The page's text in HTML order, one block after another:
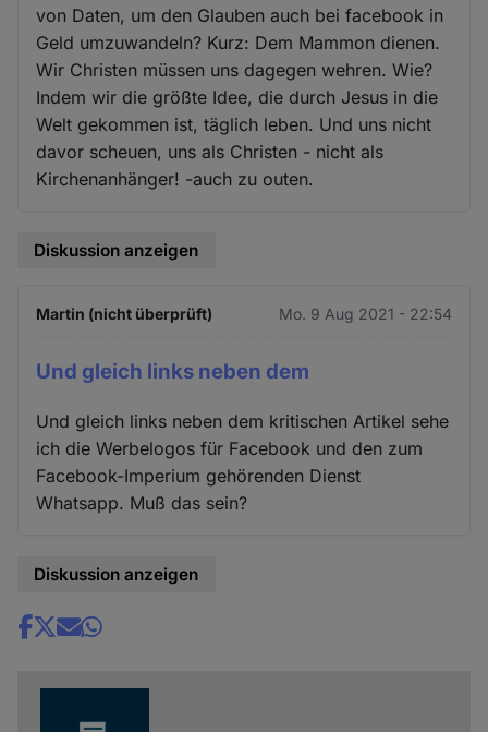
von Daten, um den Glauben auch bei facebook in
Geld umzuwandeln? Kurz: Dem Mammon dienen.
Wir Christen müssen uns dagegen wehren. Wie?
Indem wir die größte Idee, die durch Jesus in die
Welt gekommen ist, täglich leben. Und uns nicht
davor scheuen, uns als Christen - nicht als
Kirchenanhänger! -auch zu outen.
Diskussion anzeigen
Martin (nicht überprüft) Mo. 9 Aug 2021 - 22:54
Und gleich links neben dem
Und gleich links neben dem kritischen Artikel sehe
ich die Werbelogos für Facebook und den zum
Facebook-Imperium gehörenden Dienst
Whatsapp. Muß das sein?
Diskussion anzeigen
Share